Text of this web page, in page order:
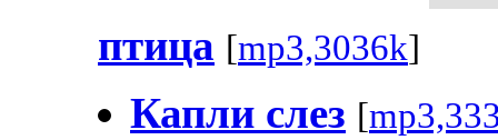
птица [mp3,3036k]
Капли слез [